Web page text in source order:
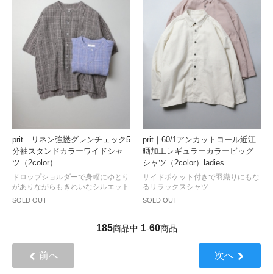
prit｜リネン強撚グレンチェック5
分袖スタンドカラーワイドシャ
ツ（2color）
SOLD OUT
ドロップショルダーで身幅にゆとり
がありながらもきれいなシルエット
prit｜60/1アンカットコール近江
晒加工レギュラーカラービッグ
シャツ（2color）ladies
SOLD OUT
サイドポケット付きで羽織りにもな
るリラックスシャツ
185商品中 1-60商品
前へ 次へ